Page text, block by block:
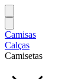
Camisas
Calças
Camisetas